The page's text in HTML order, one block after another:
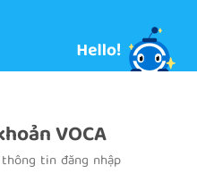
VOCA
tin đăng nhập